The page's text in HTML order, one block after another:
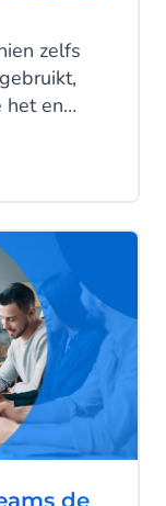
zelfs
het en
de